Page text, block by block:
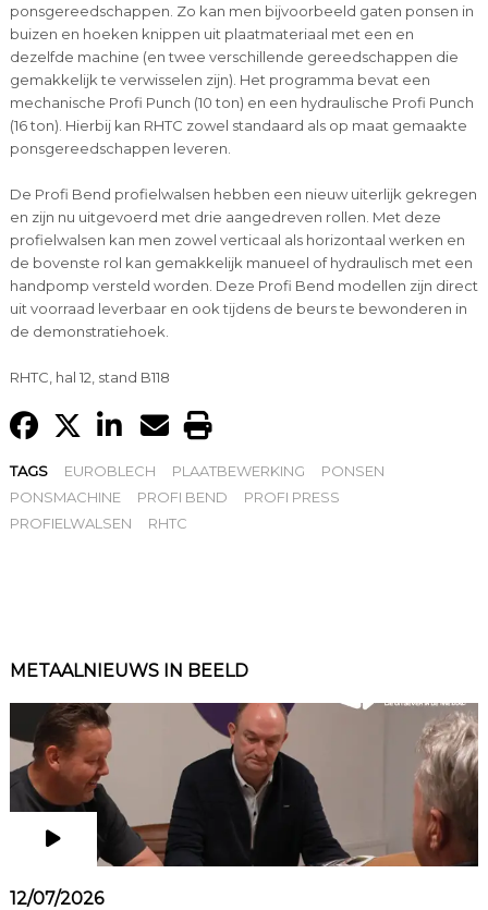
ponsgereedschappen. Zo kan men bijvoorbeeld gaten ponsen in
buizen en hoeken knippen uit plaatmateriaal met een en
dezelfde machine (en twee verschillende gereedschappen die
gemakkelijk te verwisselen zijn). Het programma bevat een
mechanische Profi Punch (10 ton) en een hydraulische Profi Punch
(16 ton). Hierbij kan RHTC zowel standaard als op maat gemaakte
ponsgereedschappen leveren.
De Profi Bend profielwalsen hebben een nieuw uiterlijk gekregen
en zijn nu uitgevoerd met drie aangedreven rollen. Met deze
profielwalsen kan men zowel verticaal als horizontaal werken en
de bovenste rol kan gemakkelijk manueel of hydraulisch met een
handpomp versteld worden. Deze Profi Bend modellen zijn direct
uit voorraad leverbaar en ook tijdens de beurs te bewonderen in
de demonstratiehoek.
RHTC, hal 12, stand B118
TAGS EUROBLECH PLAATBEWERKING
PONSEN
PONSMACHINE
PROFI BEND
PROFI PRESS
PROFIELWALSEN
RHTC
METAALNIEUWS IN BEELD
12/07/2026